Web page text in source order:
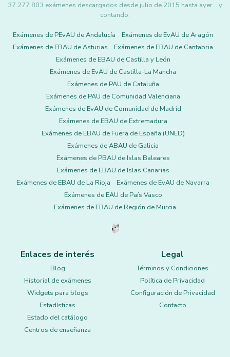
37.277.803 exámenes descargados desde julio de 2015 hasta ayer... y
contando.
Exámenes de PEvAU de Andalucía
Exámenes de EvAU de Aragón
Exámenes de EBAU de Asturias
Exámenes de EBAU de Cantabria
Exámenes de EBAU de Castilla y León
Exámenes de EvAU de Castilla-La Mancha
Exámenes de PAU de Cataluña
Exámenes de PAU de Comunidad Valenciana
Exámenes de EvAU de Comunidad de Madrid
Exámenes de EBAU de Extremadura
Exámenes de EBAU de Fuera de España (UNED)
Exámenes de ABAU de Galicia
Exámenes de PBAU de Islas Baleares
Exámenes de EBAU de Islas Canarias
Exámenes de EBAU de La Rioja
Exámenes de EvAU de Navarra
Exámenes de EAU de País Vasco
Exámenes de EBAU de Región de Murcia
Enlaces de interés
Blog
Historial de exámenes
Widgets para blogs
Estadísticas
Estado del catálogo
Centros de enseñanza
Legal
Términos y Condiciones
Política de Privacidad
Configuración de Privacidad
Contacto